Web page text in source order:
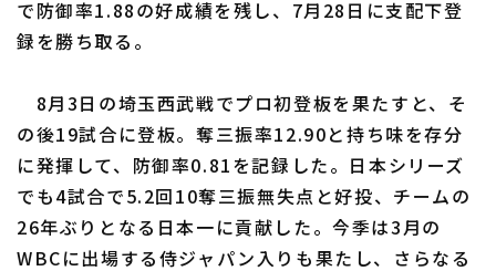
で防御率1.88の好成績を残し、7月28日に支配下登
録を勝ち取る。
8月3日の埼玉西武戦でプロ初登板を果たすと、そ
の後19試合に登板。奪三振率12.90と持ち味を存分
に発揮して、防御率0.81を記録した。日本シリーズ
でも4試合で5.2回10奪三振無失点と好投、チームの
26年ぶりとなる日本一に貢献した。今季は3月の
WBCに出場する侍ジャパン入りも果たし、さらなる